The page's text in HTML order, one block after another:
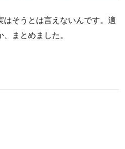
そうとは言えないんです。適
まとめました。